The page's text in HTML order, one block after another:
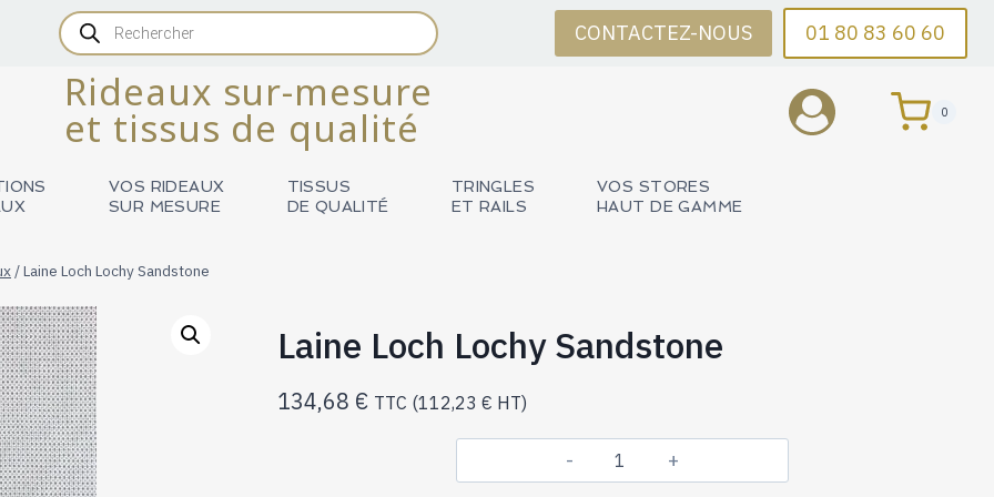
Recherche
de
produits
CONTACTEZ-NOUS 01 80 83 60 60
Rideaux sur-mesure
et tissus de qualité
0
VOS RIDEAUX
SUR MESURE
TISSUS
DE QUALITÉ
TRINGLES
ET RAILS
VOS STORES
HAUT DE GAMME
/Laine Loch Lochy Sandstone
Laine Loch Lochy Sandstone
134,68 € TTC (112,23 € HT)
quantité